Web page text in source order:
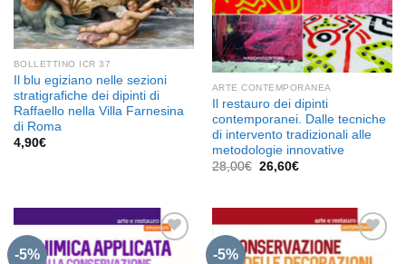
BOLLETTINO ICR 37
Il blu egiziano nelle sezioni
stratigrafiche dei dipinti di
Raffaello nella Villa Farnesina
di Roma
4,90€
ARTE CONTEMPORANEA
Il restauro dei dipinti
contemporanei. Dalle tecniche
di intervento tradizionali alle
metodologie innovative
28,00€ Il
26,60€Il
-5% -5%